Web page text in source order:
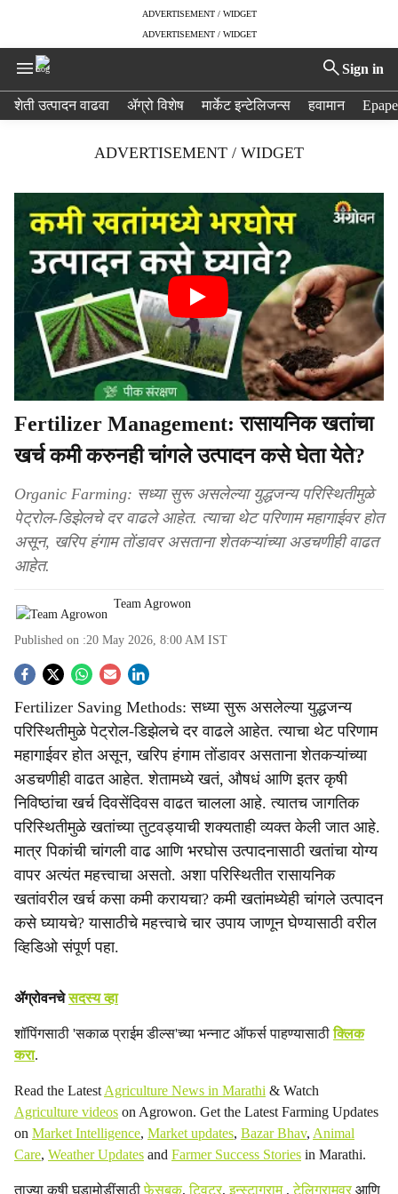
ADVERTISEMENT / WIDGET
ADVERTISEMENT / WIDGET
Sign in
e
शेती उत्पादन वाढवा ॲग्रो विशेष मार्केट इन्टेलिजन्स हवामान
ADVERTISEMENT / WIDGET
Fertilizer Management: रासायनिक खतांचा
खर्च कमी करुनही चांगले उत्पादन कसे घेता येते?
Organic Farming: सध्या सुरू असलेल्या युद्धजन्य परिस्थितीमुळे
पेट्रोल-डिझेलचे दर वाढले आहेत. त्याचा थेट परिणाम महागाईवर होत
असून, खरिप हंगाम तोंडावर असताना शेतकऱ्यांच्या अडचणीही वाढत
आहेत.
Team Agrowon
Published on :20 May 2026, 8:00 AM IST
S
o
c
i
a
l
s
h
r
e
Fertilizer Saving Methods: सध्या सुरू असलेल्या युद्धजन्य
परिस्थितीमुळे पेट्रोल-डिझेलचे दर वाढले आहेत. त्याचा थेट परिणाम
महागाईवर होत असून, खरिप हंगाम तोंडावर असताना शेतकऱ्यांच्या
अडचणीही वाढत आहेत. शेतामध्ये खतं, औषधं आणि इतर कृषी
निविष्ठांचा खर्च दिवसेंदिवस वाढत चालला आहे. त्यातच जागतिक
परिस्थितीमुळे खतांच्या तुटवड्याची शक्यताही व्यक्त केली जात आहे.
मात्र पिकांची चांगली वाढ आणि भरघोस उत्पादनासाठी खतांचा योग्य
वापर अत्यंत महत्त्वाचा असतो. अशा परिस्थितीत रासायनिक
खतांवरील खर्च कसा कमी करायचा? कमी खतांमध्येही चांगले उत्पादन
कसे घ्यायचे? यासाठीचे महत्त्वाचे चार उपाय जाणून घेण्यासाठी वरील
व्हिडिओ संपूर्ण पहा.
ॲग्रोवनचेसदस्य व्हा
शॉपिंगसाठी 'सकाळ प्राईम डील्स'च्या भन्नाट ऑफर्स पाहण्यासाठीक्लिक
करा.
Read the Latest Agriculture News in Marathi & Watch
Agriculture videos on Agrowon. Get the Latest Farming Updates
on Market Intelligence, Market updates, Bazar Bhav, Animal
Care, Weather Updates and Farmer Success Stories in Marathi.
ताज्या कृषी घडामोडींसाठीफेसबुक,ट्विटर,इन्स्टाग्राम ,टेलिग्रामवरआणि